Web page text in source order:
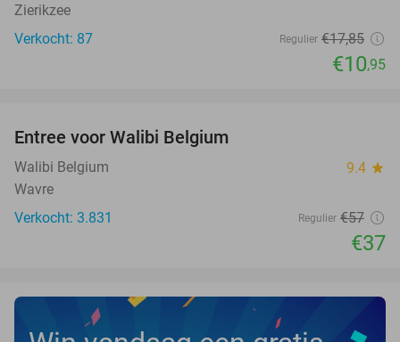
Zierikzee
Verkocht: 87
Regulier €17,85
€10,95
Entree voor Walibi Belgium
Walibi Belgium 9.4 star
Wavre
Verkocht: 3.831
Regulier €57
€37